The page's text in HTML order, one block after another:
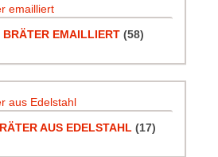
BRÄTER EMAILLIERT (58)
AUS EDELSTAHL (17)